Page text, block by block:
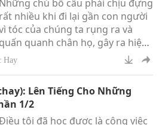
Những chú bồ câu phải chịu đựng
rất nhiều khi đi lại gần con người
tóc của chúng ta rụng ra và
quấn quanh chân họ, gây ra hiện
thắt chặt các chi của họ, cả
bàn chân họ và các ngón chân, họ
Tình trạng này được gọi là
bị dây quấn. Chúng ta phải
những chú chim đó và gỡ dây
Hay
Lên Tiếng Cho Những
1/2
tôi đã học được là công việc